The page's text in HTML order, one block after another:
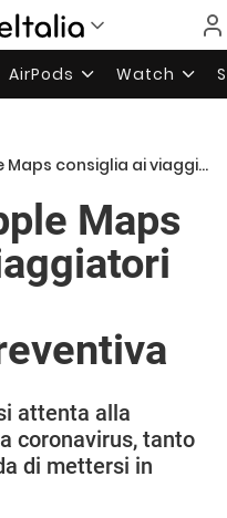
AirPods Watch
ai viaggiatori di mettersi in quarantena preventiva
Maps
attenta alla
coronavirus, tanto
di mettersi in